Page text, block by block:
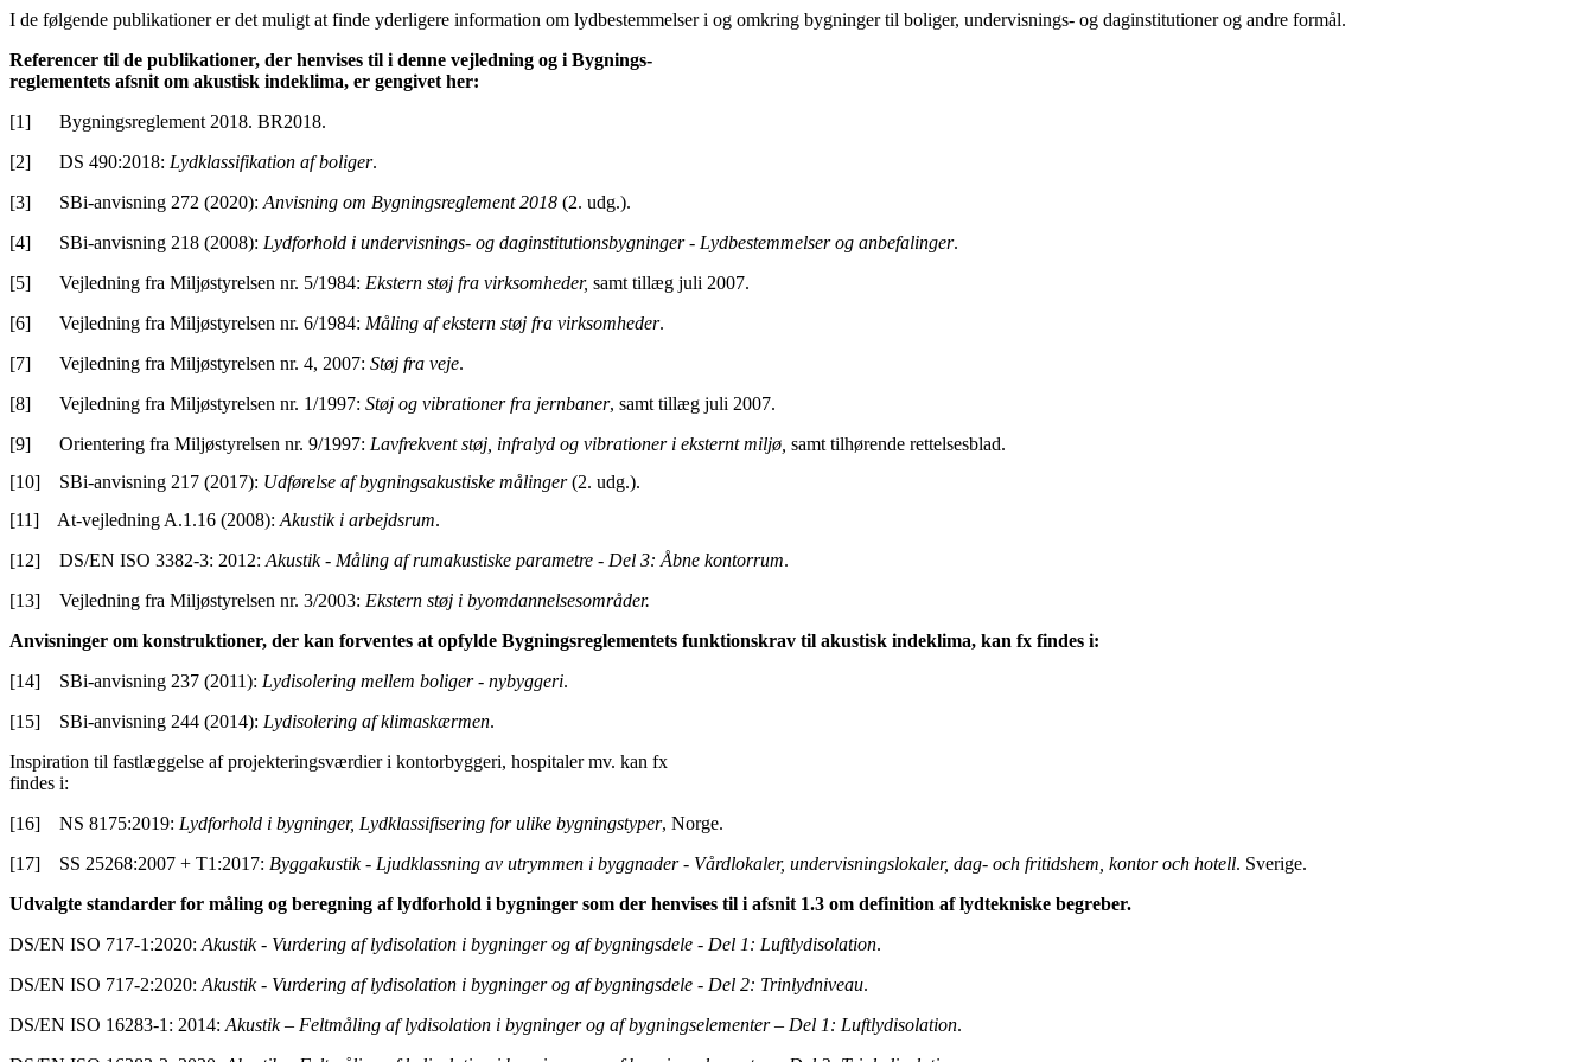
I de følgende publikationer er det muligt at finde yderligere information om lydbestem­melser i og omkring bygninger til boliger, undervisnings- og daginstitutioner og andre formål.
Referencer til de publikationer, der henvises til i denne vejledning og i Bygnings-
reglementets afsnit om akustisk indeklima, er gengivet her:
[1] Bygningsreglement 2018. BR2018.
[2] DS 490:2018: Lydklassifikation af boliger.
[3] SBi-anvisning 272 (2020): Anvisning om Bygningsreglement 2018 (2. udg.).
[4] SBi-anvisning 218 (2008): Lydforhold i undervisnings- og daginstitutionsbygninger - Lydbestemmelser og anbefalinger.
[5] Vejledning fra Miljøstyrelsen nr. 5/1984: Ekstern støj fra virksomheder, samt tillæg juli 2007.
[6] Vejledning fra Miljøstyrelsen nr. 6/1984: Måling af ekstern støj fra virksomheder.
[7] Vejledning fra Miljøstyrelsen nr. 4, 2007: Støj fra veje.
[8] Vejledning fra Miljøstyrelsen nr. 1/1997: Støj og vibrationer fra jernbaner, samt tillæg juli 2007.
[9] Orientering fra Miljøstyrelsen nr. 9/1997: Lavfrekvent støj, infralyd og vibrationer i eksternt miljø, samt tilhørende rettelsesblad.
[10] SBi-anvisning 217 (2017): Udførelse af bygningsakustiske målinger(2. udg.).
[11] At-vejledning A.1.16 (2008): Akustik i arbejdsrum.
[12] DS/EN ISO 3382-3: 2012: Akustik - Måling af rumakustiske parametre - Del 3: Åbne kontorrum.
[13] Vejledning fra Miljøstyrelsen nr. 3/2003: Ekstern støj i byomdannelsesområder.
Anvisninger om konstruktioner, der kan forventes at opfylde Bygningsreglementets funk­tionskrav til akustisk indeklima, kan fx findes i:
[14] SBi-anvisning 237 (2011): Lydisolering mellem boliger - nybyggeri.
[15] SBi-anvisning 244 (2014): Lydisolering af klimaskærmen.
Inspiration til fastlæggelse af projekteringsværdier i kontorbyggeri, hospitaler mv. kan fx
findes i:
[16] NS 8175:2019: Lydforhold i bygninger, Lydklassifisering for ulike bygningstyper, Norge.
[17] SS 25268:2007 + T1:2017: Byggakustik - Ljudklassning av utrymmen i byggnader - Vårdlokaler, undervisningslokaler, dag- och fritidshem, kontor och hotell. Sverige.
Udvalgte standarder for måling og beregning af lydforhold i bygninger som der henvises til i afsnit 1.3 om definition af lydtekniske begreber.
DS/EN ISO 717-1:2020: Akustik - Vurdering af lydisolation i bygninger og af bygningsdele - Del 1: Luftlydisolation.
DS/EN ISO 717-2:2020: Akustik - Vurdering af lydisolation i bygninger og af bygningsdele - Del 2: Trinlydniveau.
DS/EN ISO 16283-1: 2014: Akustik – Feltmåling af lydisolation i bygninger og af bygningselementer – Del 1: Luftlydisolation.